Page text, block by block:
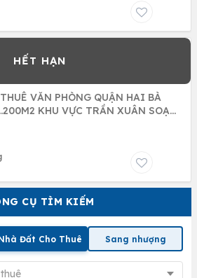
CỤ TÌM KIẾM
Đất Cho Thuê Sang nhượng
VĂN PHÒNG QUẬN HAI BÀ
KHU VỰC TRẦN XUÂN SOẠN,